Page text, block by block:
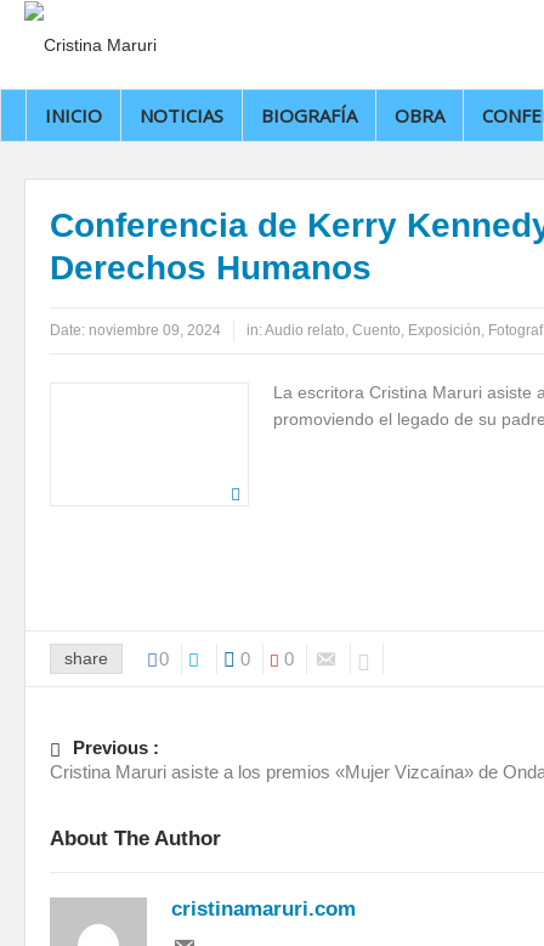
INICIO NOTICIAS BIOGRAFÍA OBRA
Conferencia de Kerry
Derechos Humanos
Date: noviembre 09, 2024 in:Audio relato, Cuento, Exposición,
La escritora Cristina Maruri asiste
promoviendo el legado de su
share 0 0 0
Previous :
Cristina Maruri asiste a los premios «Mujer Vizcaína» de
About The Author
cristinamaruri.com